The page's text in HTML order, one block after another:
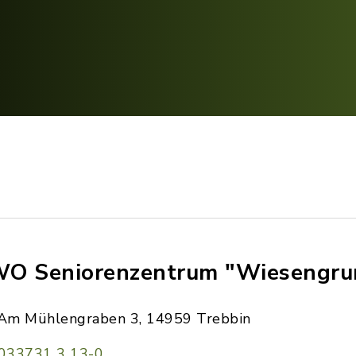
Seniorenzentrum
Mühlengraben 3, 14959 Trebbin